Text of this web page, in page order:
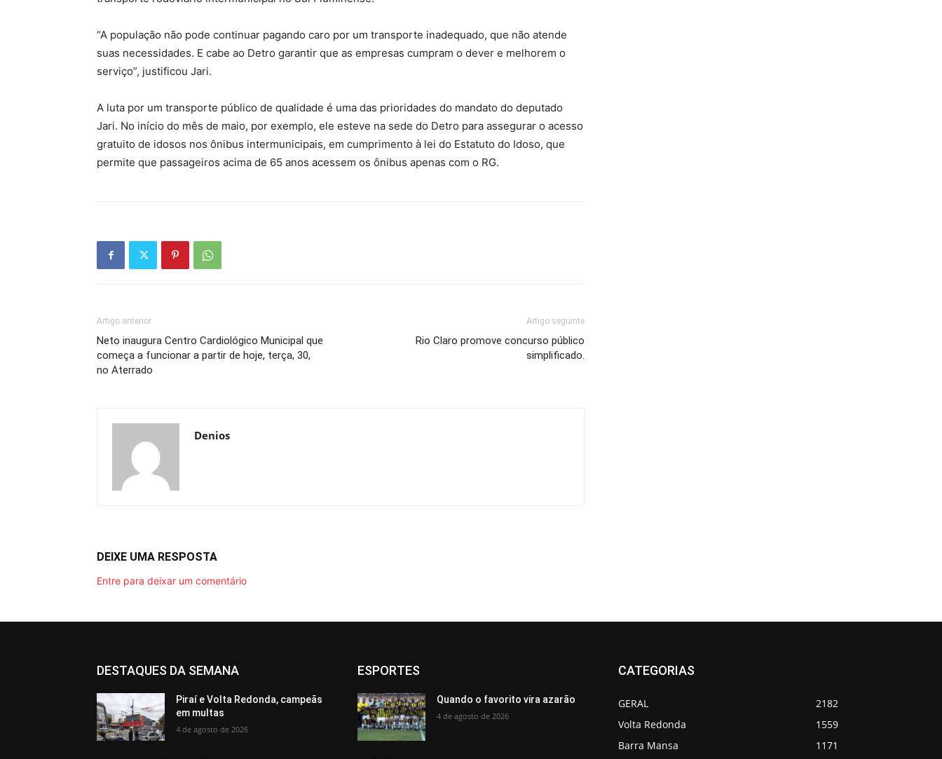
“A população não pode continuar pagando caro por um transporte inadequado, que não atende
suas necessidades. E cabe ao Detro garantir que as empresas cumpram o dever e melhorem o
serviço”, justificou Jari.
A luta por um transporte público de qualidade é uma das prioridades do mandato do deputado
Jari. No início do mês de maio, por exemplo, ele esteve na sede do Detro para assegurar o acesso
gratuito de idosos nos ônibus intermunicipais, em cumprimento à lei do Estatuto do Idoso, que
permite que passageiros acima de 65 anos acessem os ônibus apenas com o RG.
Artigo anterior
Neto inaugura Centro Cardiológico Municipal que
começa a funcionar a partir de hoje, terça, 30,
no Aterrado
Artigo seguinte
Rio Claro promove concurso público
simplificado.
Denios
DEIXE UMA RESPOSTA
Entre para deixar um comentário
DESTAQUES DA SEMANA
Piraí e Volta Redonda, campeãs
em multas
4 de agosto de 2026
ESPORTES
Quando o favorito vira azarão
4 de agosto de 2026
CATEGORIAS
GERAL
2182
Volta Redonda
1559
Barra Mansa
1171